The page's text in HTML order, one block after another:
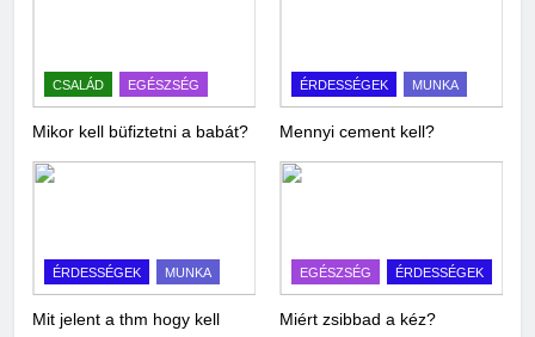
CSALÁD EGÉSZSÉG
Mikor kell büfiztetni a babát?
ÉRDESSÉGEK MUNKA
Mennyi cement kell?
ÉRDESSÉGEK MUNKA
Mit jelent a thm hogy kell
EGÉSZSÉG ÉRDESSÉGEK
Miért zsibbad a kéz?